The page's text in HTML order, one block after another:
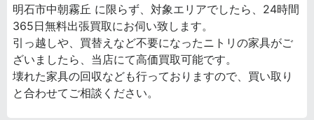
明石市中朝霧丘 に限らず、対象エリアでしたら、24時間
365日無料出張買取にお伺い致します。
引っ越しや、買替えなど不要になったニトリの家具がご
ざいましたら、当店にて高価買取可能です。
壊れた家具の回収なども行っておりますので、買い取り
と合わせてご相談ください。